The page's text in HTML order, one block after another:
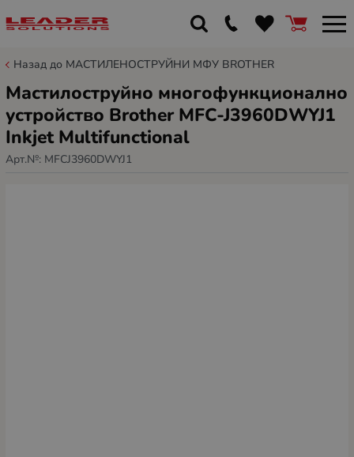
Назад до МАСТИЛЕНОСТРУЙНИ МФУ BROTHER
Мастилоструйно многофункционално
устройство Brother MFC-J3960DWYJ1
Inkjet Multifunctional
Арт.№: MFCJ3960DWYJ1